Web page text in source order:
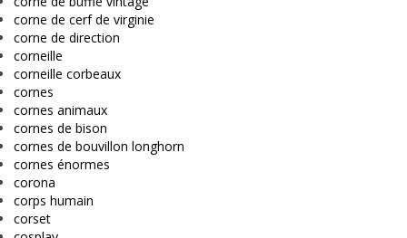
corne de cerf de virginie
corne de direction
corneille
corneille corbeaux
cornes
cornes animaux
cornes de bison
cornes de bouvillon longhorn
cornes énormes
corona
corps humain
corset